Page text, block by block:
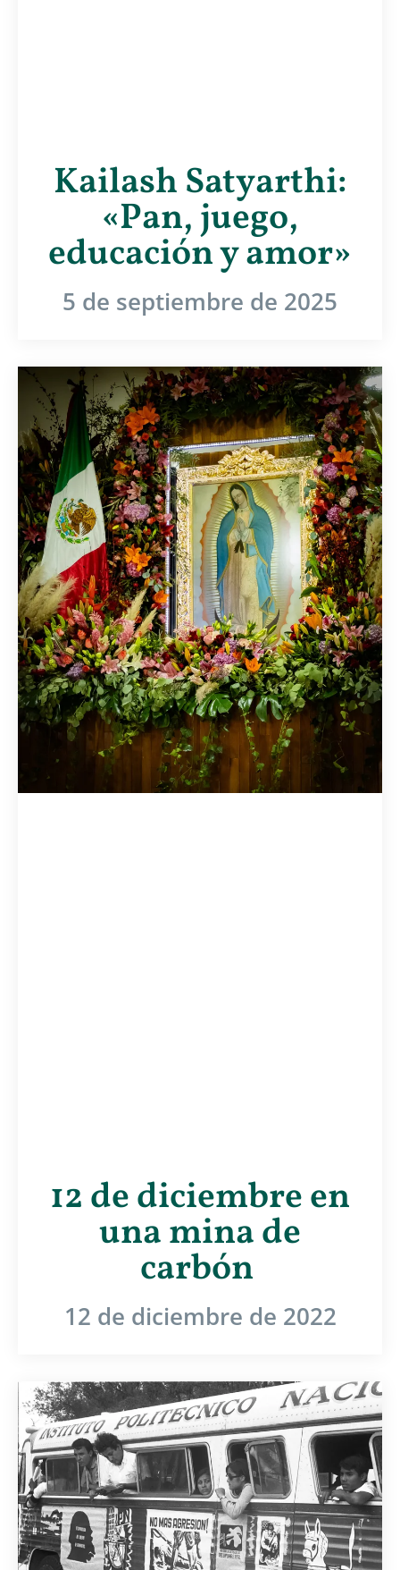
Kailash Satyarthi:
«Pan, juego,
educación y amor»
5 de septiembre de 2025
12 de diciembre en
una mina de
carbón
12 de diciembre de 2022